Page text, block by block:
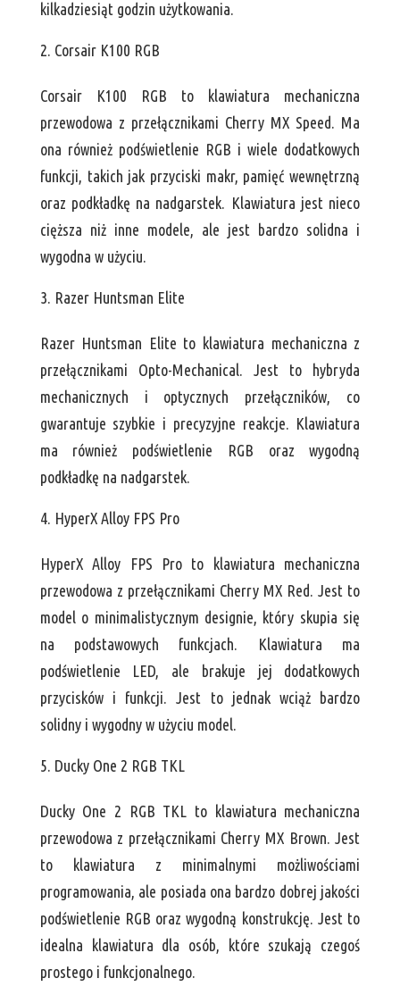
kilkadziesiąt godzin użytkowania.
Corsair K100 RGB
Corsair K100 RGB to klawiatura mechaniczna
przewodowa z przełącznikami Cherry MX Speed. Ma
ona również podświetlenie RGB i wiele dodatkowych
funkcji, takich jak przyciski makr, pamięć wewnętrzną
oraz podkładkę na nadgarstek. Klawiatura jest nieco
cięższa niż inne modele, ale jest bardzo solidna i
wygodna w użyciu.
Razer Huntsman Elite
Razer Huntsman Elite to klawiatura mechaniczna z
przełącznikami Opto-Mechanical. Jest to hybryda
mechanicznych i optycznych przełączników, co
gwarantuje szybkie i precyzyjne reakcje. Klawiatura
ma również podświetlenie RGB oraz wygodną
podkładkę na nadgarstek.
HyperX Alloy FPS Pro
HyperX Alloy FPS Pro to klawiatura mechaniczna
przewodowa z przełącznikami Cherry MX Red. Jest to
model o minimalistycznym designie, który skupia się
na podstawowych funkcjach. Klawiatura ma
podświetlenie LED, ale brakuje jej dodatkowych
przycisków i funkcji. Jest to jednak wciąż bardzo
solidny i wygodny w użyciu model.
Ducky One 2 RGB TKL
Ducky One 2 RGB TKL to klawiatura mechaniczna
przewodowa z przełącznikami Cherry MX Brown. Jest
to klawiatura z minimalnymi możliwościami
programowania, ale posiada ona bardzo dobrej jakości
podświetlenie RGB oraz wygodną konstrukcję. Jest to
idealna klawiatura dla osób, które szukają czegoś
prostego i funkcjonalnego.